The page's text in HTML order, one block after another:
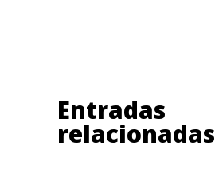
Entradas
relacionadas